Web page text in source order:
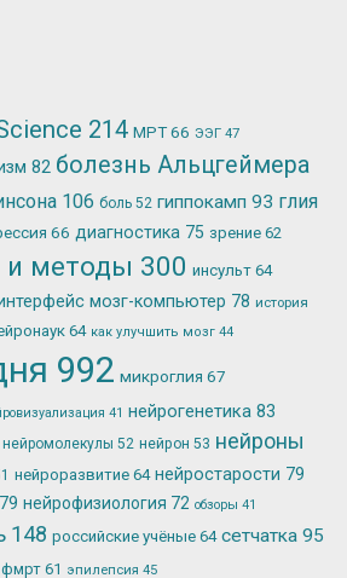
214 МРТ66 ЭЭГ 47
82 болезнь Альцгеймера
106 боль 52 гиппокамп 93 глия
66 диагностика 75 зрение 62
и методы 300 инсульт 64
мозг-компьютер 78 история
64 как улучшить мозг 44
992 микроглия 67
41 нейрогенетика 83
нейромолекулы 52 нейрон 53 нейроны
нейроразвитие 64 нейростарости 79
79 нейрофизиология 72 обзоры 41
148 российские учёные 64 сетчатка 95
фмрт 61 эпилепсия 45